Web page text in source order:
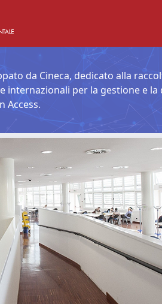
da Cineca, dedicato alla
internazionali per la gestione e
Access.